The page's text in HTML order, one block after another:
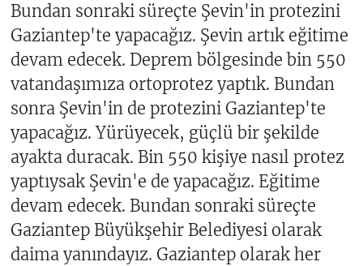
Bundan sonraki süreçte Şevin'in protezini
Gaziantep'te yapacağız. Şevin artık eğitime
devam edecek. Deprem bölgesinde bin 550
vatandaşımıza ortoprotez yaptık. Bundan
sonra Şevin'in de protezini Gaziantep'te
yapacağız. Yürüyecek, güçlü bir şekilde
ayakta duracak. Bin 550 kişiye nasıl protez
yaptıysak Şevin'e de yapacağız. Eğitime
devam edecek. Bundan sonraki süreçte
Gaziantep Büyükşehir Belediyesi olarak
daima yanındayız. Gaziantep olarak her